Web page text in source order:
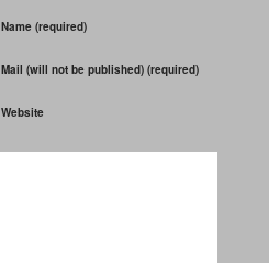
Name (required)
Mail (will not be published) (required)
Website